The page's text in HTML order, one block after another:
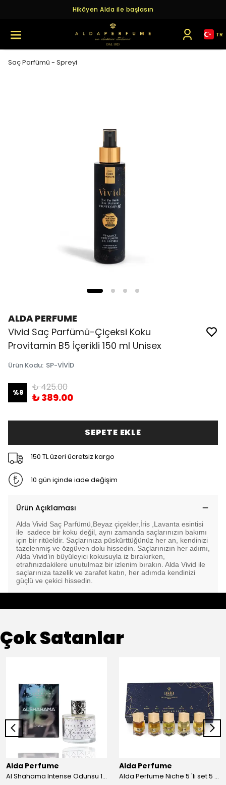
Hikâyen Alda ile başlasın
TR
Saç Parfümü - Spreyi
ALDA PERFUME
Vivid Saç Parfümü-Çiçeksi Koku
Provitamin B5 İçerikli 150 ml Unisex
Ürün Kodu: SP-VİVİD
%8 ₺ 425.00
₺ 389.00
SEPETE EKLE
150 TL üzeri ücretsiz kargo
10 gün içinde iade değişim
Ürün Açıklaması
Alda Vivid Saç Parfümü,Beyaz çiçekler,İris ,Lavanta esintisi
ile sadece bir koku değil, aynı zamanda saçlarınızın bakımı
için bir ritüeldir. Saçlarınıza püskürttüğünüz her an, kendinizi
tazelenmiş ve özgüven dolu hissedin. Saçlarınızın her adımı,
Alda Vivid’in büyüleyici kokusuyla iz bırakırken,
etrafınızdakilere unutulmaz bir izlenim bırakın. Alda Vivid ile
saçlarınıza tazelik ve zarafet katın, her adımda kendinizi
güçlü ve çekici hissedin.
Çok Satanlar
Alda Perfume
Al Shahama Intense Odunsu 100 ml Edp Unisex Parfüm
Alda Perfume
Alda Perfume Niche 5 'li set 5 x25 ml Edp Parfüm